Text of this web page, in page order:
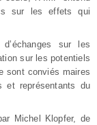
sur les effets qui
sur les
sur les potentiels
sont conviés maires
et représentants du
Michel Klopfer, de